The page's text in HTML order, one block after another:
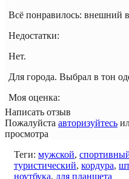
Всё понравилось: внешний
Недостатки:
Нет.
Для города. Выбрал в тон
Моя оценка:
Написать отзыв
Пожалуйста авторизуйтесь
просмотра
Теги: мужской,
туристический, кордура,
ноутбука, для планшета